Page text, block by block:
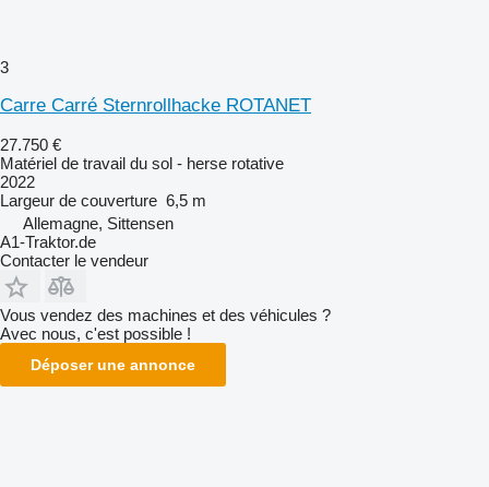
3
Carre Carré Sternrollhacke ROTANET
27.750 €
Matériel de travail du sol - herse rotative
2022
Largeur de couverture 6,5 m
Allemagne, Sittensen
A1-Traktor.de
Contacter le vendeur
Vous vendez des machines et des véhicules ?
Avec nous, c'est possible !
Déposer une annonce